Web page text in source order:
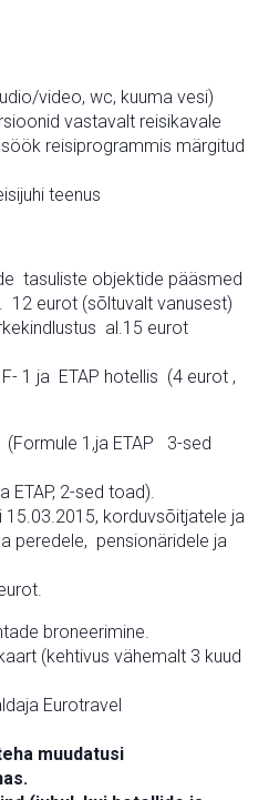
video, wc, kuuma vesi)
vastavalt reisikavale
reisiprogrammis märgitud
teenus
tasuliste objektide pääsmed
12 eurot (sõltuvalt vanusest)
al.15 eurot
1 ja ETAP hotellis (4 eurot ,
1,ja ETAP 3-sed
ETAP, 2-sed toad).
15.03.2015, korduvsõitjatele ja
peredele, pensionäridele ja
broneerimine.
(kehtivus vähemalt 3 kuud
Eurotravel
muudatusi